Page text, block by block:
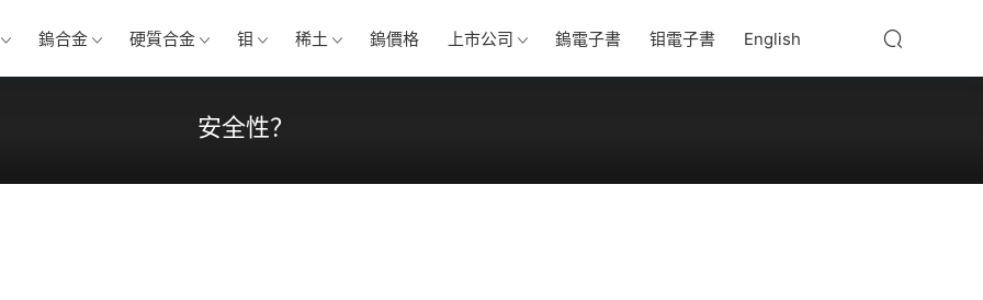
鎢合金 硬質合金 钼 稀土 鎢價格 上市公司 鎢電子書 钼電子書 English
安全性？